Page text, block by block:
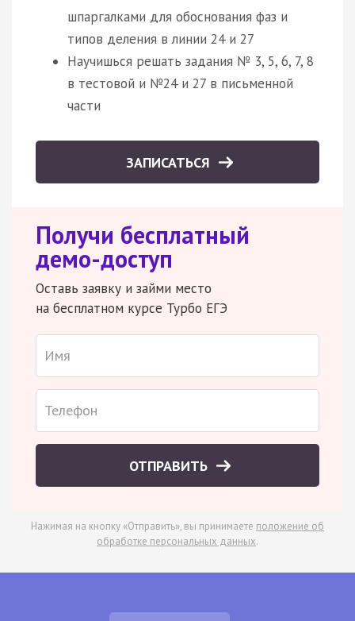
шпаргалками для обоснования фаз и
типов деления в линии 24 и 27
Научишься решать задания № 3, 5, 6, 7, 8
в тестовой и №24 и 27 в письменной
части
ЗАПИСАТЬСЯ
Получи бесплатный
демо-доступ
Оставь заявку и займи место
на бесплатном курсе Турбо ЕГЭ
ОТПРАВИТЬ
Нажимая на кнопку «Отправить», вы принимаете положение об
обработке персональных данных.